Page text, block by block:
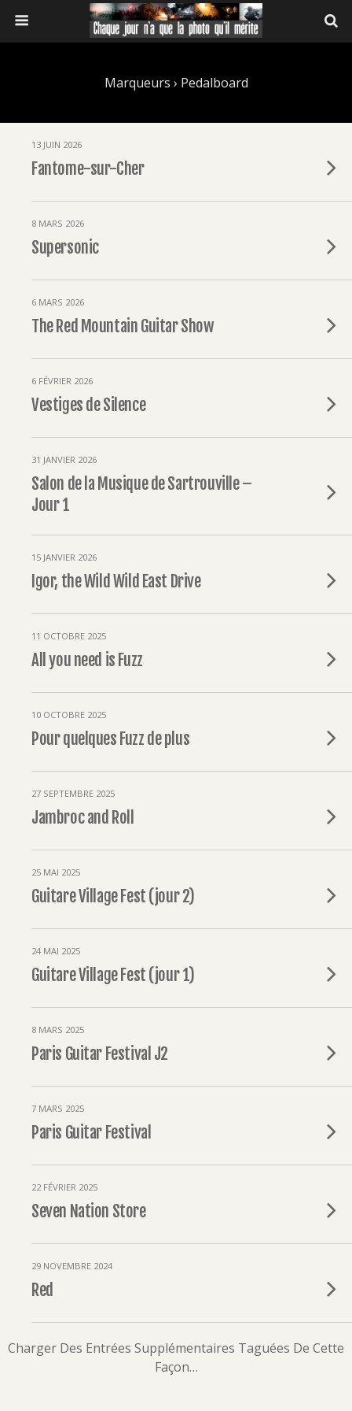
Marqueurs › Pedalboard
13 JUIN 2026
Fantome-sur-Cher
8 MARS 2026
Supersonic
6 MARS 2026
The Red Mountain Guitar Show
6 FÉVRIER 2026
Vestiges de Silence
31 JANVIER 2026
Salon de la Musique de Sartrouville –
Jour 1
15 JANVIER 2026
Igor, the Wild Wild East Drive
11 OCTOBRE 2025
All you need is Fuzz
10 OCTOBRE 2025
Pour quelques Fuzz de plus
27 SEPTEMBRE 2025
Jambroc and Roll
25 MAI 2025
Guitare Village Fest (jour 2)
24 MAI 2025
Guitare Village Fest (jour 1)
8 MARS 2025
Paris Guitar Festival J2
7 MARS 2025
Paris Guitar Festival
22 FÉVRIER 2025
Seven Nation Store
29 NOVEMBRE 2024
Red
Charger Des Entrées Supplémentaires Taguées De Cette
Façon…